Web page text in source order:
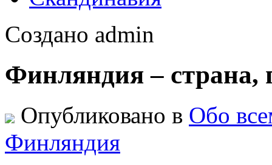
Создано admin
Финляндия – страна,
Опубликовано в Обо
Финляндия